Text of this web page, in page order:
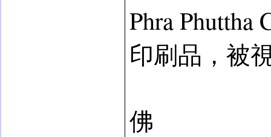
Phra
印刷品，被
佛